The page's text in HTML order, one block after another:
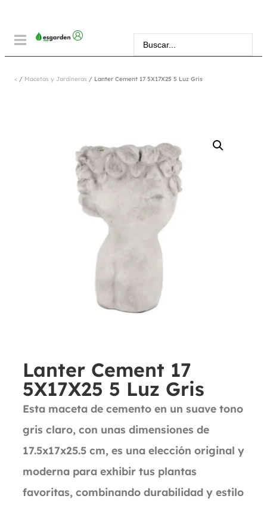
< / Macetas y Jardineras / Lanter Cement 17 5X17X25 5 Luz Gris
Lanter Cement 17
5X17X25 5 Luz Gris
Esta maceta de cemento en un suave tono
gris claro, con unas dimensiones de
17.5x17x25.5 cm, es una elección original y
moderna para exhibir tus plantas
favoritas, combinando durabilidad y estilo